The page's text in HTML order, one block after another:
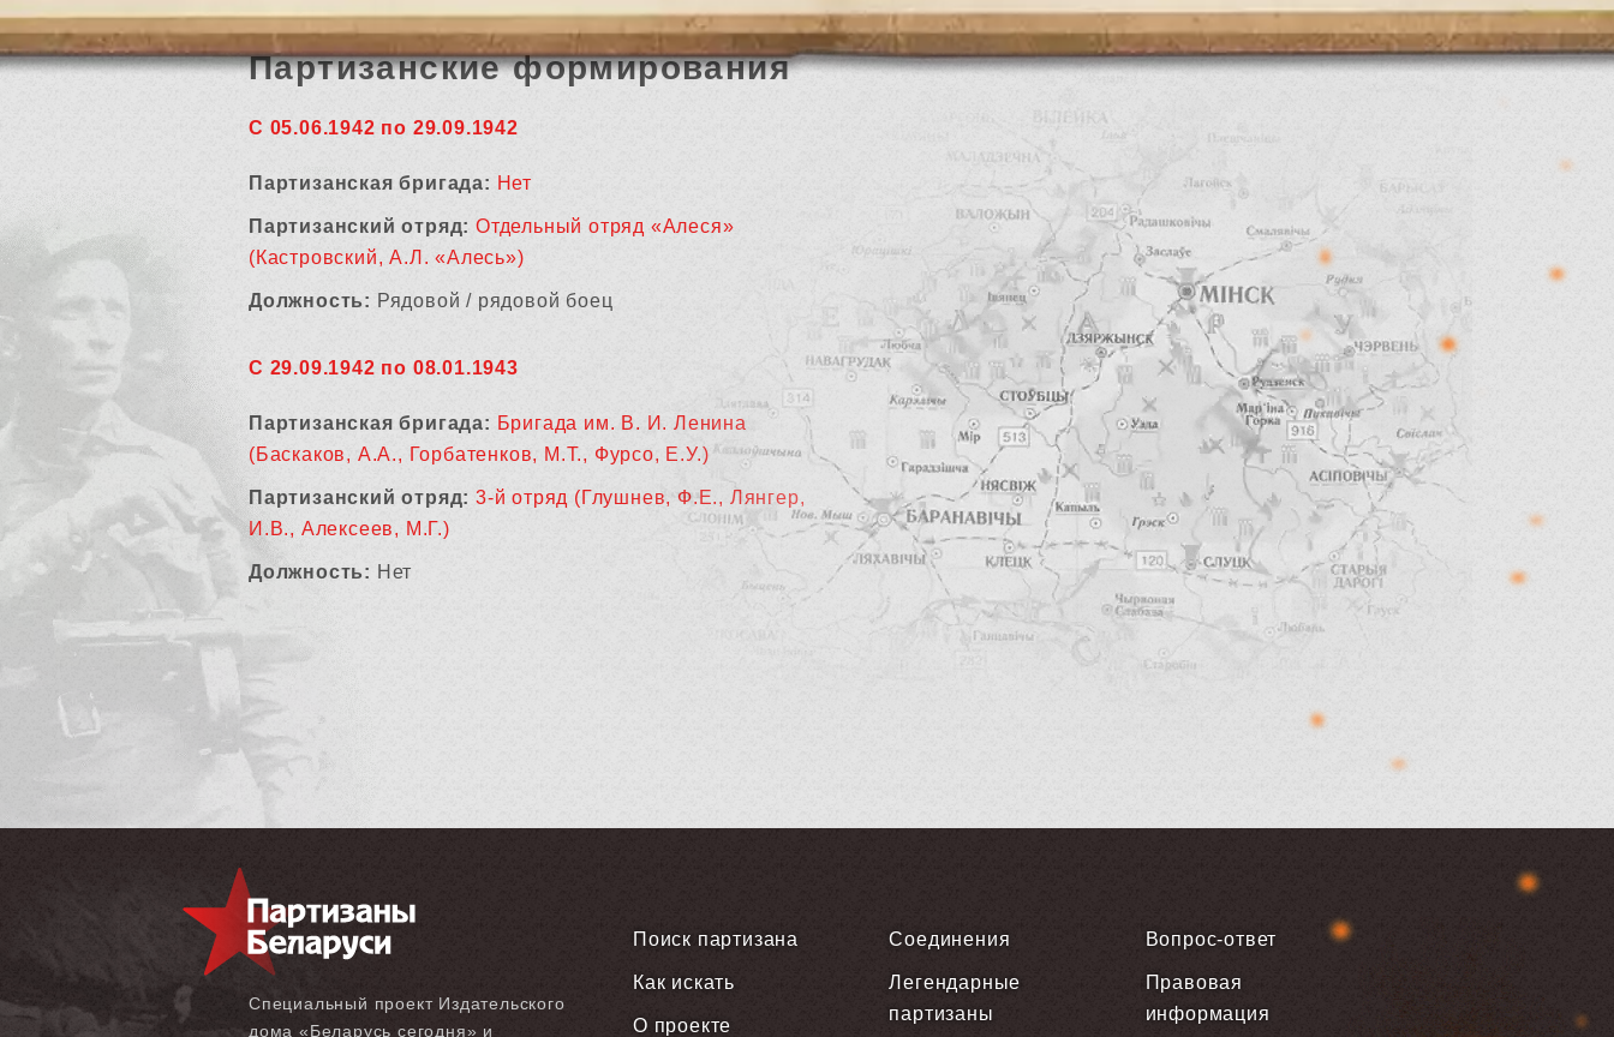
Партизанские формирования
С 05.06.1942 по 29.09.1942
Партизанская бригада: Нет
Партизанский отряд: Отдельный отряд «Алеся»
(Кастровский, А.Л. «Алесь»)
Должность: Рядовой / рядовой боец
С 29.09.1942 по 08.01.1943
Партизанская бригада: Бригада им. В. И. Ленина
(Баскаков, А.А., Горбатенков, М.Т., Фурсо, Е.У.)
Партизанский отряд: 3-й отряд (Глушнев, Ф.Е., Лянгер,
И.В., Алексеев, М.Г.)
Должность: Нет
Специальный проект Издательского
дома «‎Беларусь сегодня» и
Поиск партизана
Как искать
О проекте
Соединения
Легендарные
партизаны
Вопрос-ответ
Правовая
информация